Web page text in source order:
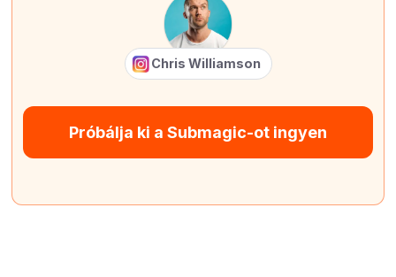
Chris Williamson
Próbálja ki a Submagic-ot ingyen